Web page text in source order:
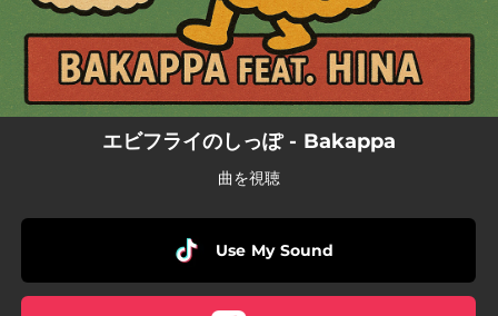
エビフライのしっぽ - Bakappa
曲を視聴
Use My Sound